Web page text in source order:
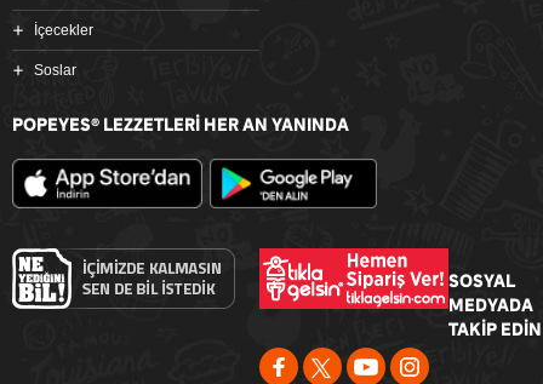
İçecekler
Soslar
POPEYES® LEZZETLERİ HER AN YANINDA
SOSYAL
MEDYADA
TAKİP EDİN